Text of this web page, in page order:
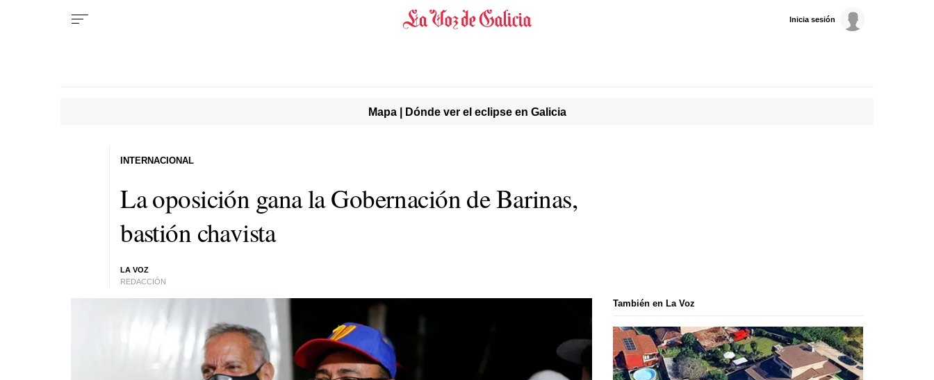
Inicia sesión
Mapa | Dónde ver el eclipse en Galicia
La oposición gana la Gobernación de Barinas,
bastión chavista
LA VOZ
REDACCIÓN
INTERNACIONAL
También en La Voz